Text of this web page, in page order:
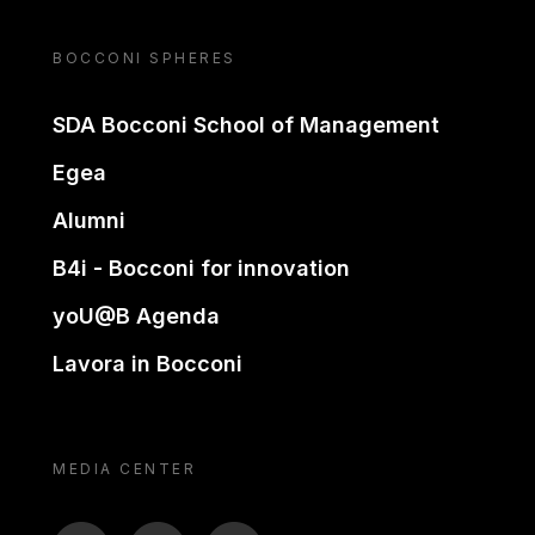
BOCCONI SPHERES
SDA Bocconi School of Management
Egea
Alumni
B4i - Bocconi for innovation
yoU@B Agenda
Lavora in Bocconi
MEDIA CENTER